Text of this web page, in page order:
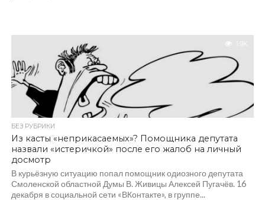
1.9K
БЕЗ РУБРИКИ
Из касты «неприкасаемых»? Помощника депутата
назвали «истеричкой» после его жалоб на личный
досмотр
В курьёзную ситуацию попал помощник одиозного депутата
Смоленской областной Думы В. Живицы Алексей Пугачёв. 16
декабря в социальной сети «ВКонтакте», в группе...